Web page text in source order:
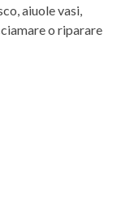
aiuole vasi,
o riparare